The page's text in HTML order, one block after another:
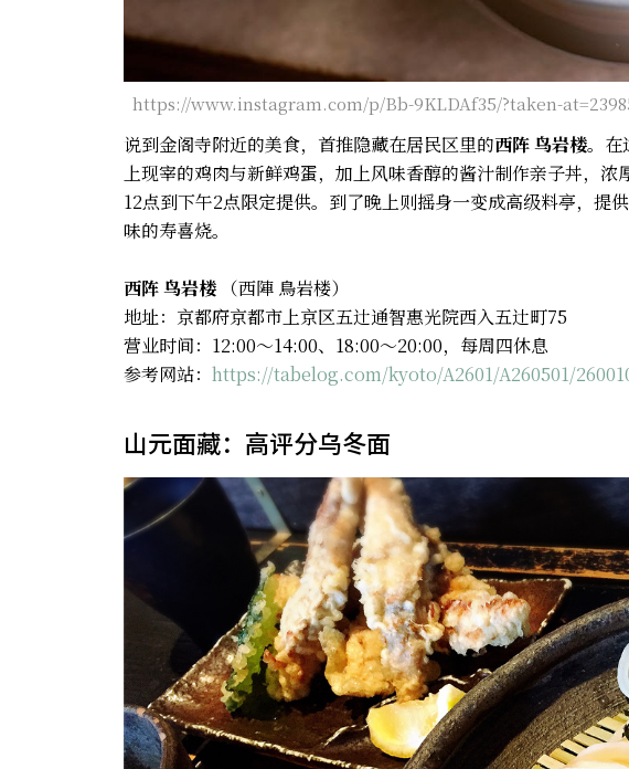
https://www.instagram.com/p/Bb-9KLDAf35/?taken-
说到金阁寺附近的美食，首推隐藏在居民区里的西阵 鸟岩楼。在
上现宰的鸡肉与新鲜鸡蛋，加上风味香醇的酱汁制作亲子丼，
12点到下午2点限定提供。到了晚上则摇身一变成高级料亭，提
味的寿喜烧。
西阵 鸟岩楼 （西陣 鳥岩楼）
地址：京都府京都市上京区五辻通智惠光院西入五辻町75
营业时间：12:00～14:00、18:00～20:00，每周四休息
参考网站： https://tabelog.com/kyoto/A2601/A260501/
山元面藏：高评分乌冬面